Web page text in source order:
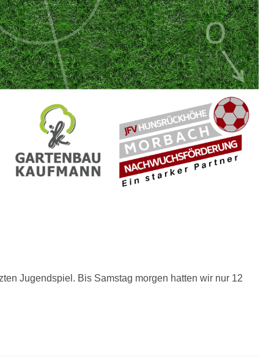
Jugendspiel. Bis Samstag morgen hatten wir nur 12